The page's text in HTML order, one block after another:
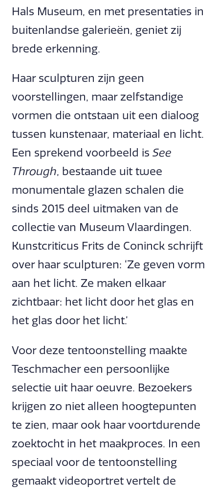
Hals Museum, en met presentaties in
buitenlandse galerieën, geniet zij
brede erkenning.
Haar sculpturen zijn geen
voorstellingen, maar zelfstandige
vormen die ontstaan uit een dialoog
tussen kunstenaar, materiaal en licht.
Een sprekend voorbeeld is See
Through, bestaande uit twee
monumentale glazen schalen die
sinds 2015 deel uitmaken van de
collectie van Museum Vlaardingen.
Kunstcriticus Frits de Coninck schrijft
over haar sculpturen: ‘Ze geven vorm
aan het licht. Ze maken elkaar
zichtbaar: het licht door het glas en
het glas door het licht.’
Voor deze tentoonstelling maakte
Teschmacher een persoonlijke
selectie uit haar oeuvre. Bezoekers
krijgen zo niet alleen hoogtepunten
te zien, maar ook haar voortdurende
zoektocht in het maakproces. In een
speciaal voor de tentoonstelling
gemaakt videoportret vertelt de